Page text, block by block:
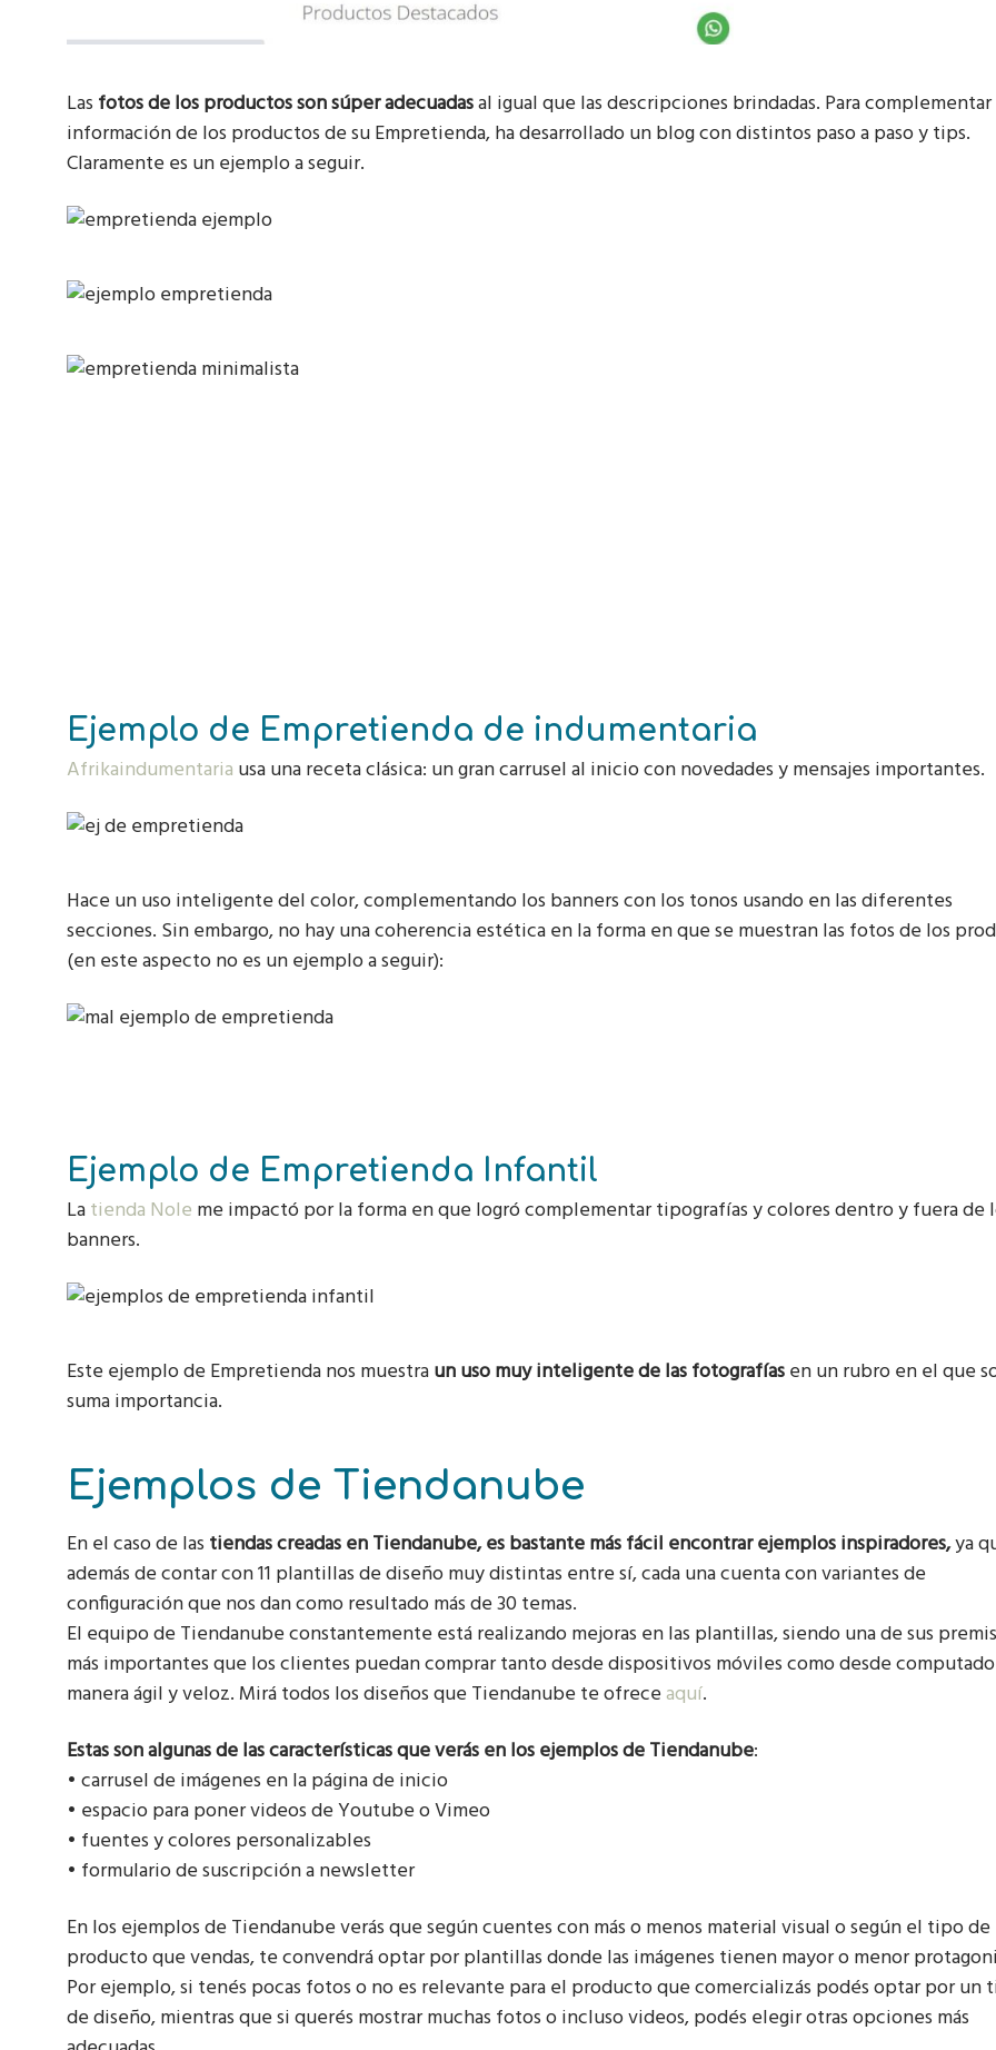
Las fotos de los productos son súper adecuadasal igual que las descripciones brindadas. Para
información de los productos de su Empretienda, ha desarrollado un blog con distintos paso a paso y tips.
Claramente es un ejemplo a seguir.
Ejemplo de Empretienda de indumentaria
Afrikaindumentaria usa una receta clásica: un gran carrusel al inicio con novedades y mensajes importantes.
Hace un uso inteligente del color, complementando los banners con los tonos usando en las diferentes
secciones. Sin embargo, no hay una coherencia estética en la forma en que se muestran las fotos de los
(en este aspecto no es un ejemplo a seguir):
Ejemplo de Empretienda Infantil
Latienda Nole me impactó por la forma en que logró complementar tipografías y colores dentro y fuera de
banners.
Este ejemplo de Empretienda nos muestraun uso muy inteligente de las fotografíasen un rubro en el que
suma importancia.
Ejemplos de Tiendanube
En el caso de las tiendas creadas en Tiendanube, es bastante más fácil encontrar ejemplos inspiradores,ya
además de contar con 11 plantillas de diseño muy distintas entre sí, cada una cuenta con variantes de
configuración que nos dan como resultado más de 30 temas.
El equipo de Tiendanube constantemente está realizando mejoras en las plantillas, siendo una de sus
más importantes que los clientes puedan comprar tanto desde dispositivos móviles como desde
manera ágil y veloz. Mirá todos los diseños que Tiendanube te ofreceaquí.
Estas son algunas de las características que verás en los ejemplos de Tiendanube:
• carrusel de imágenes en la página de inicio
• espacio para poner videos de Youtube o Vimeo
• fuentes y colores personalizables
• formulario de suscripción a newsletter
En los ejemplos de Tiendanube verás que según cuentes con más o menos material visual o según el tipo de
producto que vendas, te convendrá optar por plantillas donde las imágenes tienen mayor o menor
Por ejemplo, si tenés pocas fotos o no es relevante para el producto que comercializás podés optar por un
de diseño, mientras que si querés mostrar muchas fotos o incluso videos, podés elegir otras opciones más